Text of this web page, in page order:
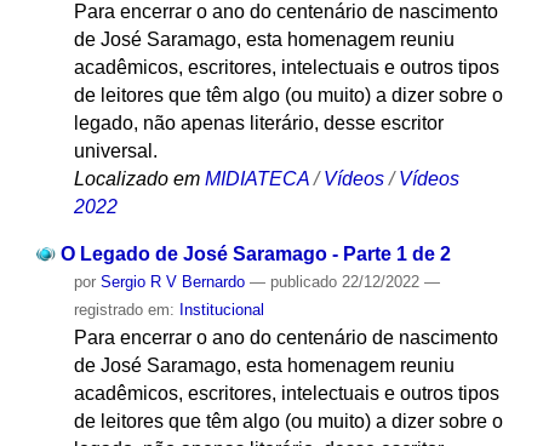
Para encerrar o ano do centenário de nascimento
de José Saramago, esta homenagem reuniu
acadêmicos, escritores, intelectuais e outros tipos
de leitores que têm algo (ou muito) a dizer sobre o
legado, não apenas literário, desse escritor
universal.
Localizado em MIDIATECA / Vídeos / Vídeos
2022
O Legado de José Saramago - Parte 1 de 2
por Sergio R V Bernardo — publicado22/12/2022 —
registrado em: Institucional
Para encerrar o ano do centenário de nascimento
de José Saramago, esta homenagem reuniu
acadêmicos, escritores, intelectuais e outros tipos
de leitores que têm algo (ou muito) a dizer sobre o